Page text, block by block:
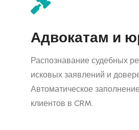
Адвокатам и
Распознавание судебных
исковых заявлений и
Автоматическое
клиентов в CRM.